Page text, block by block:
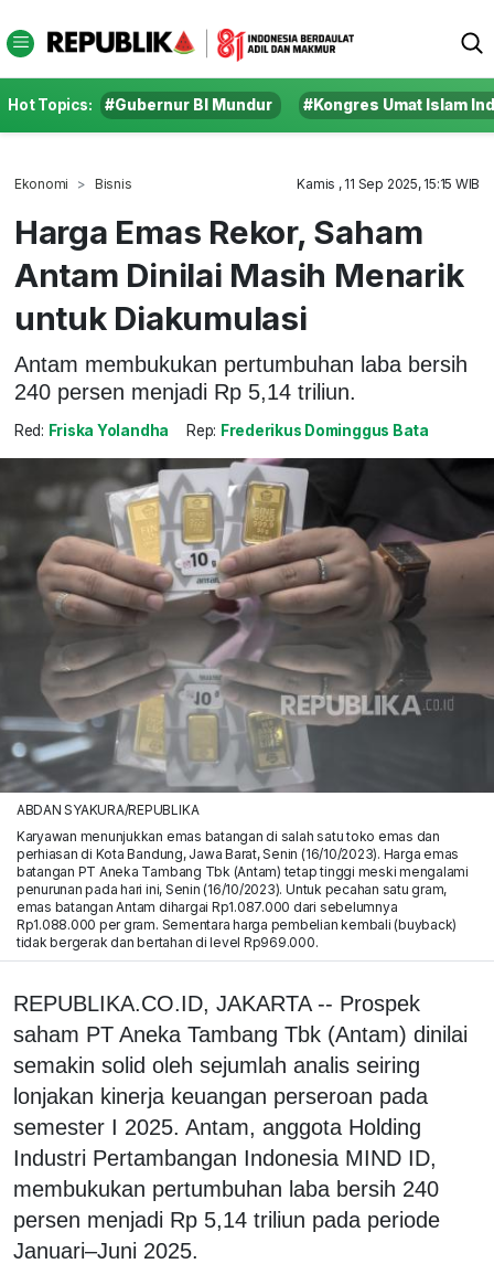
Hot Topics: #Gubernur BI Mundur #Kongres Umat Islam
Ekonomi Bisnis Kamis , 11 Sep 2025, 15:15 WIB
Harga Emas Rekor, Saham
Antam Dinilai Masih Menarik
untuk Diakumulasi
Antam membukukan pertumbuhan laba bersih
240 persen menjadi Rp 5,14 triliun.
Red: Friska Yolandha Rep: Frederikus Dominggus Bata
ABDAN SYAKURA/REPUBLIKA
Karyawan menunjukkan emas batangan di salah satu toko emas dan
perhiasan di Kota Bandung, Jawa Barat, Senin (16/10/2023). Harga emas
batangan PT Aneka Tambang Tbk (Antam) tetap tinggi meski mengalami
penurunan pada hari ini, Senin (16/10/2023). Untuk pecahan satu gram,
emas batangan Antam dihargai Rp1.087.000 dari sebelumnya
Rp1.088.000 per gram. Sementara harga pembelian kembali (buyback)
tidak bergerak dan bertahan di level Rp969.000.
REPUBLIKA.CO.ID, JAKARTA -- Prospek
saham PT Aneka Tambang Tbk (Antam) dinilai
semakin solid oleh sejumlah analis seiring
lonjakan kinerja keuangan perseroan pada
semester I 2025. Antam, anggota Holding
Industri Pertambangan Indonesia MIND ID,
membukukan pertumbuhan laba bersih 240
persen menjadi Rp 5,14 triliun pada periode
Januari–Juni 2025.